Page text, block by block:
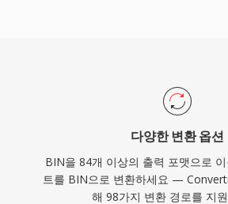
다양한 변환 옵션
BIN을 84개 이상의 출력 포맷으로
트를 BIN으로 변환하세요 —
해 98가지 변환 경로를 지